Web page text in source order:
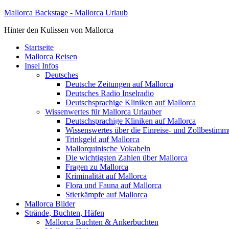
Mallorca Backstage - Mallorca Urlaub
Hinter den Kulissen von Mallorca
Startseite
Mallorca Reisen
Insel Infos
Deutsches
Deutsche Zeitungen auf Mallorca
Deutsches Radio Inselradio
Deutschsprachige Kliniken auf Mallorca
Wissenwertes für Mallorca Urlauber
Deutschsprachige Kliniken auf Mallorca
Wissenswertes über die Einreise- und
Trinkgeld auf Mallorca
Mallorquinische Vokabeln
Die wichtigsten Zahlen über Mallorca
Fragen zu Mallorca
Kriminalität auf Mallorca
Flora und Fauna auf Mallorca
Stierkämpfe auf Mallorca
Mallorca Bilder
Strände, Buchten, Häfen
Mallorca Buchten & Ankerbuchten